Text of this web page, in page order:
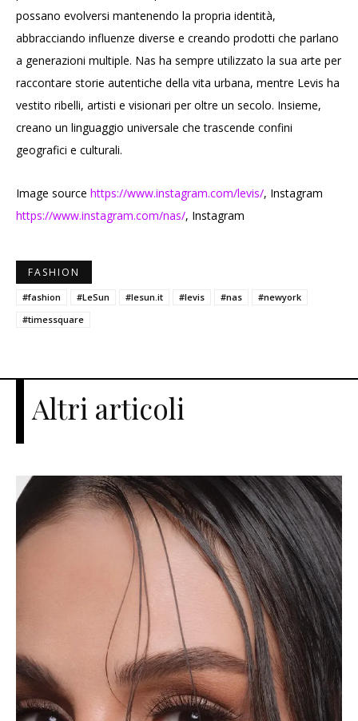
possano evolversi mantenendo la propria identità,
abbracciando influenze diverse e creando prodotti che parlano
a generazioni multiple. Nas ha sempre utilizzato la sua arte per
raccontare storie autentiche della vita urbana, mentre Levis ha
vestito ribelli, artisti e visionari per oltre un secolo. Insieme,
creano un linguaggio universale che trascende confini
geografici e culturali.
Image source https://www.instagram.com/levis/, Instagram
https://www.instagram.com/nas/, Instagram
FASHION
#fashion #LeSun #lesun.it #levis #nas
#newyork
#timessquare
Altri articoli